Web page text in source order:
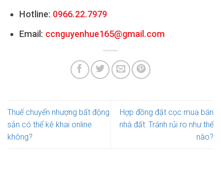
Hotline: 0966.22.7979
Email: ccnguyenhue165@gmail.com
Thuế chuyển nhượng bất động
sản có thể kê khai online
không?
Hợp đồng đặt cọc mua bán
nhà đất: Tránh rủi ro như thế
nào?